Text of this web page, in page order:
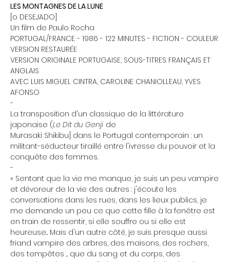
LES MONTAGNES DE LA LUNE
[o DESEJADO]
Un film de Paulo Rocha
PORTUGAL/FRANCE - 1986 - 122 MINUTES - FICTION - COULEUR
VERSION RESTAURÉE
VERSION ORIGINALE PORTUGAISE, SOUS-TITRES FRANÇAIS ET
ANGLAIS
AVEC LUIS MIGUEL CINTRA, CAROLINE CHANIOLLEAU, YVES
AFONSO
-
La transposition d'un classique de la littérature
japonaise (Le Dit du Genji de
Murasaki Shikibu] dans le Portugal contemporain : un
militant-séducteur tiraillé entre l'ivresse du pouvoir et la
conquête des femmes.
-
« Sentant que la vie me manque, je suis un peu vampire
et dévoreur de la vie des autres : j'écoute les
conversations dans les rues, dans les lieux publics, je
me demande un peu ce que cette fille à la fenêtre est
en train de ressentir, si elle souffre ou si elle est
heureuse... Mais d'un autre côté, je suis presque aussi
friand vampire des arbres, des maisons, des rochers,
des tempêtes ... que du sang et du corps, des